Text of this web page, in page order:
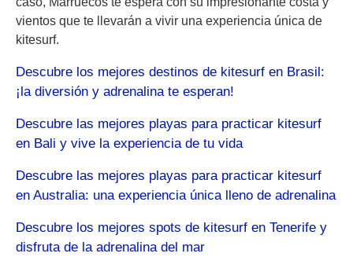
vientos que te llevarán a vivir una experiencia única de
kitesurf.
Descubre los mejores destinos de kitesurf en Brasil:
¡la diversión y adrenalina te esperan!
Descubre las mejores playas para practicar kitesurf
en Bali y vive la experiencia de tu vida
Descubre las mejores playas para practicar kitesurf
en Australia: una experiencia única lleno de adrenalina
Descubre los mejores spots de kitesurf en Tenerife y
disfruta de la adrenalina del mar